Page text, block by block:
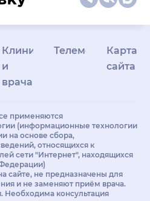
Клиникам
и
врачам
Телемедицина
Карта
сайта
применяются
(информационные технологии
на основе сбора,
относящихся к
сети "Интернет", находящихся
сайте, не предназначены для
и не заменяют приём врача.
Необходима консультация